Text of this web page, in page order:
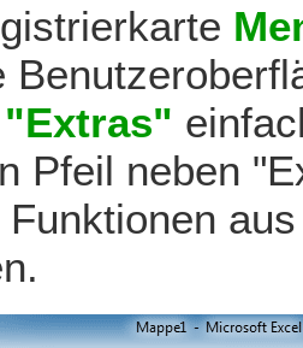
"Extras"
Pfeil neben